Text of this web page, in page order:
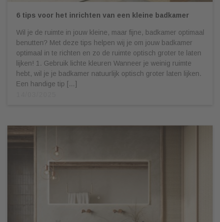
6 tips voor het inrichten van een kleine badkamer
Wil je de ruimte in jouw kleine, maar fijne, badkamer optimaal
benutten? Met deze tips helpen wij je om jouw badkamer
optimaal in te richten en zo de ruimte optisch groter te laten
lijken! 1. Gebruik lichte kleuren Wanneer je weinig ruimte
hebt, wil je je badkamer natuurlijk optisch groter laten lijken.
Een handige tip […]